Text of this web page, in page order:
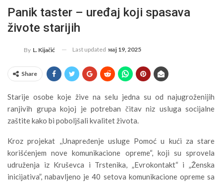
Panik taster – uređaj koji spasava
živote starijih
By L. Kijačić Last updated мај 19, 2025
Share
Starije osobe koje žive na selu jedna su od najugroženijih
ranjivih grupa kojoj je potreban čitav niz usluga socijalne
zaštite kako bi poboljšali kvalitet života.
Kroz projekat ,,Unapređenje usluge Pomoć u kući za stare
korišćenjem nove komunikacione opreme“, koji su sprovela
udruženja iz Kruševca i Trstenika, „Evrokontakt“ i „Ženska
inicijativa”, nabavljeno je 40 setova komunikacione opreme sa